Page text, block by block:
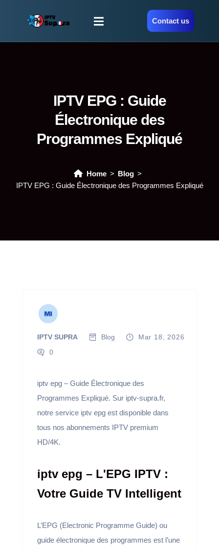
Contact us
IPTV EPG : Guide
Électronique des
Programmes Expliqué
Home
Blog
IPTV EPG : Guide Électronique des Programmes Expliqué
IPTV SUPRA Blog
Mar 18, 2026
0
iptv epg – Guide Électronique des
Programmes Expliqué. Sur iptv-supra.fr,
notre service iptv epg est disponible dans
tous nos abonnements IPTV premium
HD/4K.
iptv epg – L'EPG IPTV :
Votre Guide TV Intelligent
L’EPG (Electronic Programme Guide) ou
guide électronique des programmes est l’une